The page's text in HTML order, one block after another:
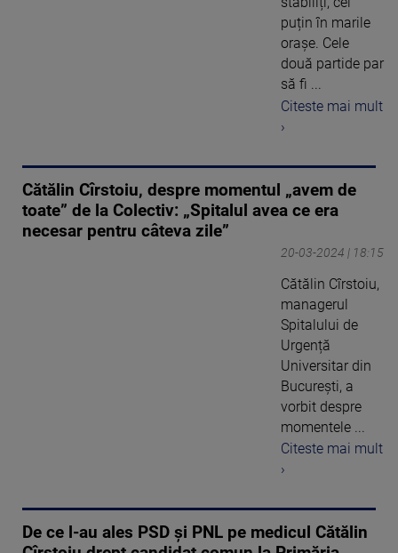
puțin în marile
orașe. Cele
două partide par
să fi ...
Citeste mai mult
›
Cătălin Cîrstoiu, despre momentul „avem de
toate” de la Colectiv: „Spitalul avea ce era
necesar pentru câteva zile”
20-03-2024 | 18:15
Cătălin Cîrstoiu,
managerul
Spitalului de
Urgență
Universitar din
București, a
vorbit despre
momentele ...
Citeste mai mult
›
De ce l-au ales PSD și PNL pe medicul Cătălin